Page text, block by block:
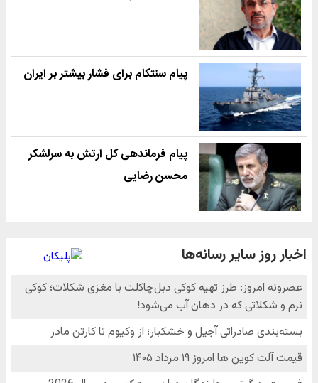
پیام سنتکام برای فشار بیشتر بر ایران
پیام فرماندهی کل ارتش به سرلشکر
محسن رضایی